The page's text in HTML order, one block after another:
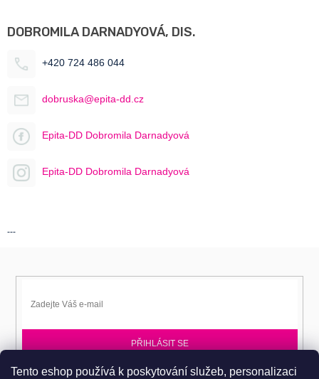
Tento eshop používá k poskytování služeb, personalizaci
DOBROMILA DARNADYOVÁ, DIS.
+420 724 486 044
dobruska@epita-dd.cz
Epita-DD Dobromila Darnadyová
Epita-DD Dobromila Darnadyová
---
PŘIHLÁSIT SE